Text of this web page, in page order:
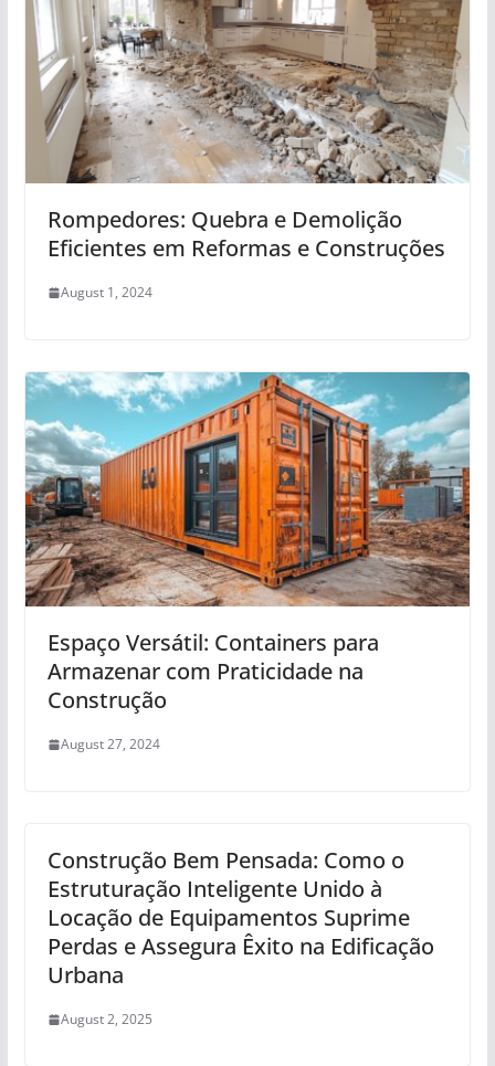
Rompedores: Quebra e Demolição
Eficientes em Reformas e Construções
August 1, 2024
Espaço Versátil: Containers para
Armazenar com Praticidade na
Construção
August 27, 2024
Construção Bem Pensada: Como o
Estruturação Inteligente Unido à
Locação de Equipamentos Suprime
Perdas e Assegura Êxito na Edificação
Urbana
August 2, 2025